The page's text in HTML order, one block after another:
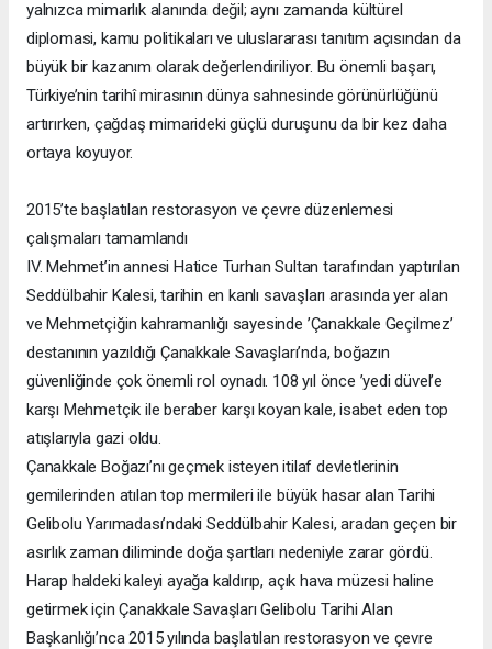
yalnızca mimarlık alanında değil; aynı zamanda kültürel
diplomasi, kamu politikaları ve uluslararası tanıtım açısından da
büyük bir kazanım olarak değerlendiriliyor. Bu önemli başarı,
Türkiye’nin tarihî mirasının dünya sahnesinde görünürlüğünü
artırırken, çağdaş mimarideki güçlü duruşunu da bir kez daha
ortaya koyuyor.
2015’te başlatılan restorasyon ve çevre düzenlemesi
çalışmaları tamamlandı
IV. Mehmet’in annesi Hatice Turhan Sultan tarafından yaptırılan
Seddülbahir Kalesi, tarihin en kanlı savaşları arasında yer alan
ve Mehmetçiğin kahramanlığı sayesinde ’Çanakkale Geçilmez’
destanının yazıldığı Çanakkale Savaşları’nda, boğazın
güvenliğinde çok önemli rol oynadı. 108 yıl önce ’yedi düvel’e
karşı Mehmetçik ile beraber karşı koyan kale, isabet eden top
atışlarıyla gazi oldu.
Çanakkale Boğazı’nı geçmek isteyen itilaf devletlerinin
gemilerinden atılan top mermileri ile büyük hasar alan Tarihi
Gelibolu Yarımadası’ndaki Seddülbahir Kalesi, aradan geçen bir
asırlık zaman diliminde doğa şartları nedeniyle zarar gördü.
Harap haldeki kaleyi ayağa kaldırıp, açık hava müzesi haline
getirmek için Çanakkale Savaşları Gelibolu Tarihi Alan
Başkanlığı’nca 2015 yılında başlatılan restorasyon ve çevre